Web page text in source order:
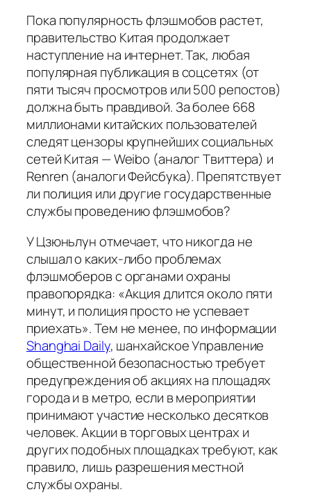
Пока популярность флэшмобов растет,
правительство Китая продолжает
наступление на интернет. Так, любая
популярная публикация в соцсетях (от
пяти тысяч просмотров или 500 репостов)
должна быть правдивой. За более 668
миллионами китайских пользователей
следят цензоры крупнейших социальных
сетей Китая — Weibo (аналог Твиттера) и
Renren (аналоги Фейсбука). Препятствует
ли полиция или другие государственные
службы проведению флэшмобов?
У Цзюньлун отмечает, что никогда не
слышал о каких-либо проблемах
флэшмоберов с органами охраны
правопорядка: «Акция длится около пяти
минут, и полиция просто не успевает
приехать». Тем не менее, по информации
Shanghai Daily, шанхайское Управление
общественной безопасностью требует
предупреждения об акциях на площадях
города и в метро, если в мероприятии
принимают участие несколько десятков
человек. Акции в торговых центрах и
других подобных площадках требуют, как
правило, лишь разрешения местной
службы охраны.